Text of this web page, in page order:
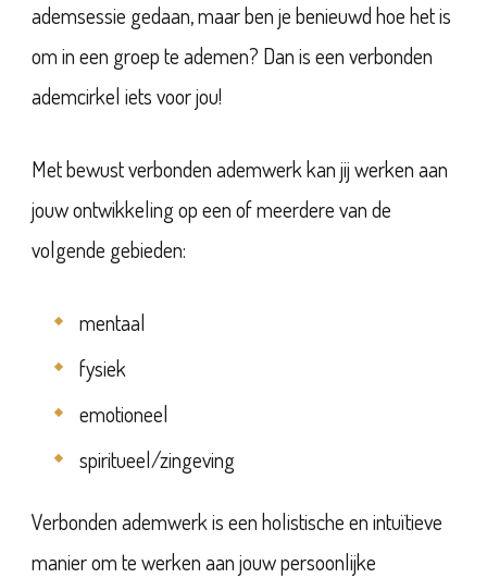
ademsessie gedaan, maar ben je benieuwd hoe het is
om in een groep te ademen? Dan is een verbonden
ademcirkel iets voor jou!
Met bewust verbonden ademwerk kan jij werken aan
jouw ontwikkeling op een of meerdere van de
volgende gebieden:
mentaal
fysiek
emotioneel
spiritueel/zingeving
Verbonden ademwerk is een holistische en intuïtieve
manier om te werken aan jouw persoonlijke